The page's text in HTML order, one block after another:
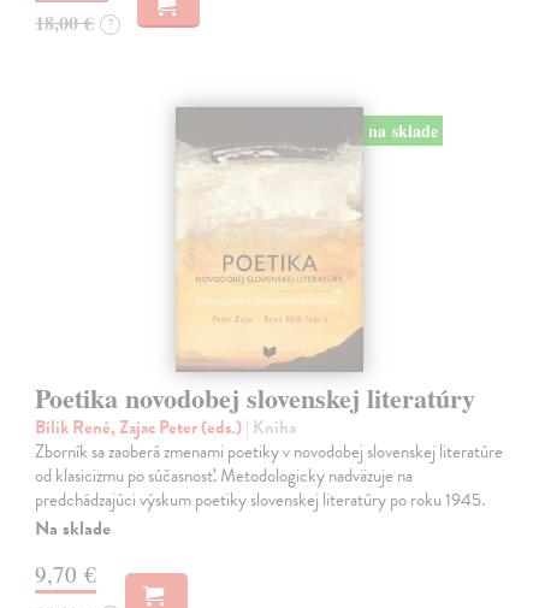
18,00 € ?
na sklade
Poetika novodobej slovenskej literatúry
Bílik René, Zajac Peter (eds.)| Kniha
Zborník sa zaoberá zmenami poetiky v novodobej slovenskej literatúre
od klasicizmu po súčasnosť. Metodologicky nadväzuje na
predchádzajúci výskum poetiky slovenskej literatúry po roku 1945.
Na sklade
9,70 €